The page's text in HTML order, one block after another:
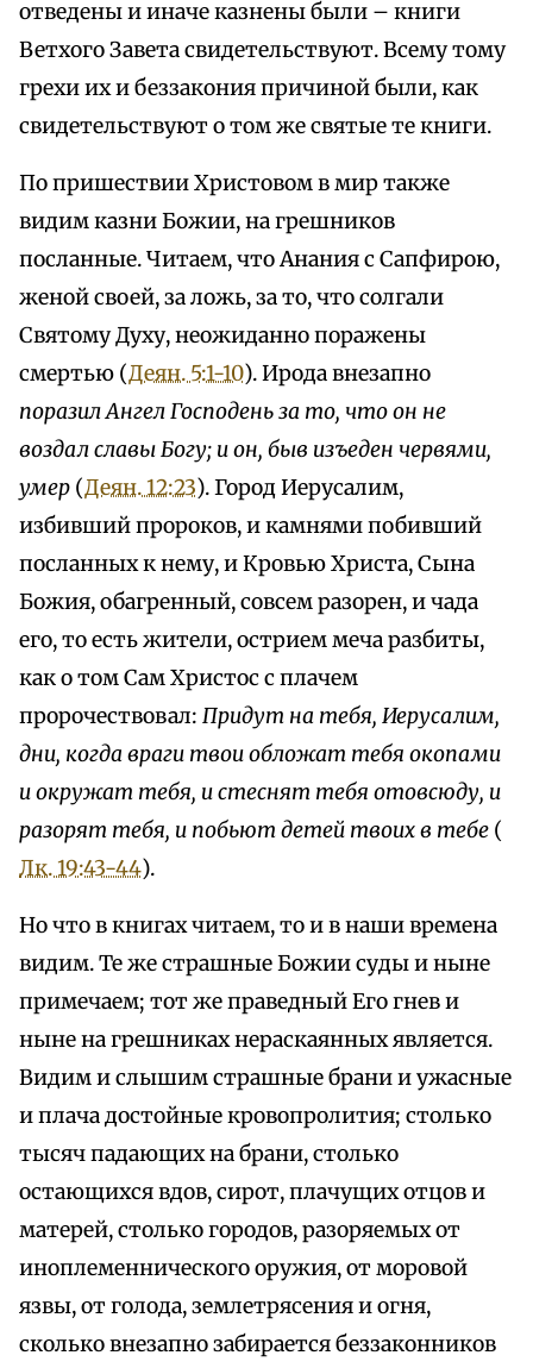
отведены и иначе казнены были – книги
Ветхого Завета свидетельствуют. Всему тому
грехи их и беззакония причиной были, как
свидетельствуют о том же святые те книги.
По пришествии Христовом в мир также
видим казни Божии, на грешников
посланные. Читаем, что Анания с Сапфирою,
женой своей, за ложь, за то, что солгали
Святому Духу, неожиданно поражены
смертью (Деян. 5:1-10). Ирода внезапно
поразил Ангел Господень за то, что он не
воздал славы Богу; и он, быв изъеден червями,
умер (Деян. 12:23). Город Иерусалим,
избивший пророков, и камнями побивший
посланных к нему, и Кровью Христа, Сына
Божия, обагренный, совсем разорен, и чада
его, то есть жители, острием меча разбиты,
как о том Сам Христос с плачем
пророчествовал: Придут на тебя, Иерусалим,
дни, когда враги твои обложат тебя окопами
и окружат тебя, и стеснят тебя отовсюду, и
разорят тебя, и побьют детей твоих в тебе (
Лк. 19:43-44).
Но что в книгах читаем, то и в наши времена
видим. Те же страшные Божии суды и ныне
примечаем; тот же праведный Его гнев и
ныне на грешниках нераскаянных является.
Видим и слышим страшные брани и ужасные
и плача достойные кровопролития; столько
тысяч падающих на брани, столько
остающихся вдов, сирот, плачущих отцов и
матерей, столько городов, разоряемых от
иноплеменнического оружия, от моровой
язвы, от голода, землетрясения и огня,
сколько внезапно забирается беззаконников